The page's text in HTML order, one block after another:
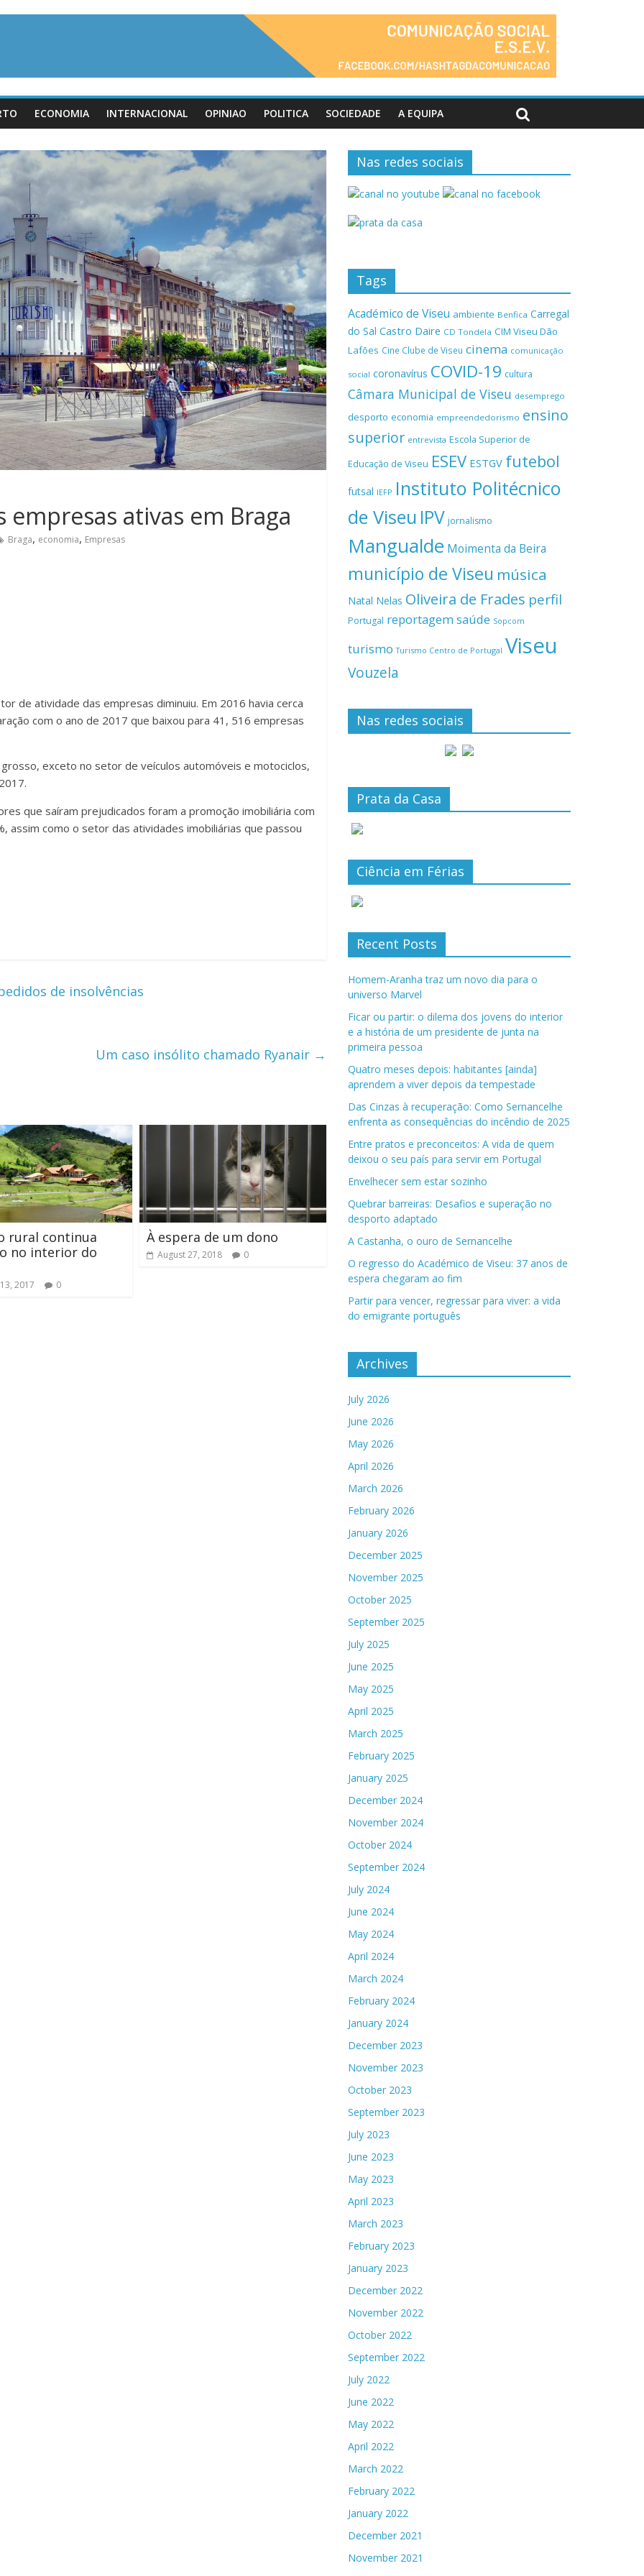
ECONOMIA INTERNACIONAL OPINIAO POLITICA SOCIEDADE A EQUIPA
empresas ativas em Braga
Braga, economia, Empresas
de atividade das empresas diminuiu. Em 2016 havia cerca
com o ano de 2017 que baixou para 41, 516 empresas
exceto no setor de veículos automóveis e motociclos,
que saíram prejudicados foram a promoção imobiliária com
assim como o setor das atividades imobiliárias que passou
de insolvências
Um caso insólito chamado Ryanair →
rural continua
no interior do
2017 0
À espera de um dono
August 27, 2018 0
Nas redes sociais
Tags
Académico de Viseu ambiente Benfica Carregal
do Sal Castro Daire CD Tondela CIM Viseu Dão
Lafões Cine Clube de Viseu cinema comunicação
social coronavírus COVID-19 cultura
Câmara Municipal de Viseu desemprego
desporto economia empreendedorismo ensino
superior entrevista Escola Superior de
Educação de Viseu ESEV ESTGV futebol
futsal IEFP Instituto Politécnico
de Viseu IPV jornalismo
Mangualde Moimenta da Beira
município de Viseu música
Natal Nelas Oliveira de Frades perfil
Portugal reportagemsaúde Sopcom
turismo Turismo Centro de Portugal Viseu
Vouzela
Nas redes sociais
Prata da Casa
Ciência em Férias
Recent Posts
Homem-Aranha traz um novo dia para o
universo Marvel
Ficar ou partir: o dilema dos jovens do interior
e a história de um presidente de junta na
primeira pessoa
Quatro meses depois: habitantes [ainda]
aprendem a viver depois da tempestade
Das Cinzas à recuperação: Como Sernancelhe
enfrenta as consequências do incêndio de 2025
Entre pratos e preconceitos: A vida de quem
deixou o seu país para servir em Portugal
Envelhecer sem estar sozinho
Quebrar barreiras: Desafios e superação no
desporto adaptado
A Castanha, o ouro de Sernancelhe
O regresso do Académico de Viseu: 37 anos de
espera chegaram ao fim
Partir para vencer, regressar para viver: a vida
do emigrante português
Archives
July 2026
June 2026
May 2026
April 2026
March 2026
February 2026
January 2026
December 2025
November 2025
October 2025
September 2025
July 2025
June 2025
May 2025
April 2025
March 2025
February 2025
January 2025
December 2024
November 2024
October 2024
September 2024
July 2024
June 2024
May 2024
April 2024
March 2024
February 2024
January 2024
December 2023
November 2023
October 2023
September 2023
July 2023
June 2023
May 2023
April 2023
March 2023
February 2023
January 2023
December 2022
November 2022
October 2022
September 2022
July 2022
June 2022
May 2022
April 2022
March 2022
February 2022
January 2022
December 2021
November 2021